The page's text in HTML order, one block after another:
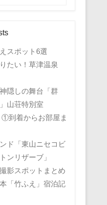
スポット6選
たい！草津温泉
隠しの舞台「群
山荘特別室
到着からお部屋ま
ド「東山ニセコビ
ンリザーブ」
影スポットまとめ
「竹ふえ」宿泊記